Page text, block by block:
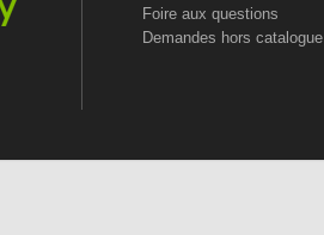
Foire aux questions
Demandes hors catalogue